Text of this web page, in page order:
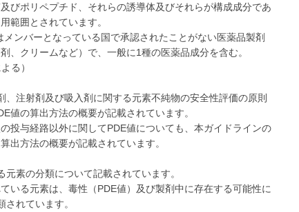
びポリペプチド、それらの誘導体及びそれらが構成成分であ
範囲とされています。
ンバーとなっている国で承認されたことがない医薬品製剤
、クリームなど）で、一般に1種の医薬品成分を含む。
る）
、注射剤及び吸入剤に関する元素不純物の安全性評価の原則
値の算出方法の概要が記載されています。
投与経路以外に関してPDE値についても、本ガイドラインの
出方法の概要が記載されています。
素の分類について記載されています。
いる元素は、毒性（PDE値）及び製剤中に存在する可能性に
れています。